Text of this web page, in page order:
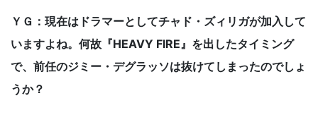
ＹＧ：現在はドラマーとしてチャド・ズィリガが加入して
いますよね。何故『HEAVY FIRE』を出したタイミング
で、前任のジミー・デグラッソは抜けてしまったのでしょ
うか？